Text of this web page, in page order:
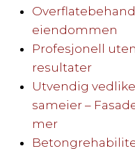
eiendommen
Profesjonell
resultater
Utvendig
sameier –
mer